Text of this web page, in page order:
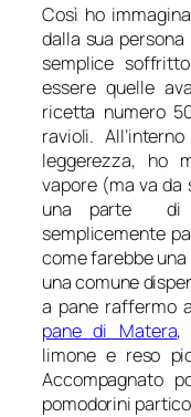
Così ho
dalla sua
semplice
essere quelle
ricetta numero
ravioli.
leggerezza, ho
vapore (ma va da
una parte di
semplicemente
come farebbe
una comune
a pane raffermo
pane di Matera,
limone e reso
Accompagnato
pomodorini